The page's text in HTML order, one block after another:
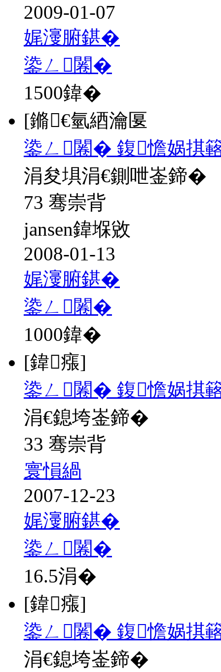
2009-01-07
娓濅腑鍖�
鍌ㄥ闂�
1500鍏�
[鏅€氫綇瀹匽
鍌ㄥ闂� 鍑憺娲掑
涓夋埧涓€鍘呭崟鍗�
73 骞崇背
jansen鍏堢敓
2008-01-13
娓濅腑鍖�
鍌ㄥ闂�
1000鍏�
[鍏瘬]
鍌ㄥ闂� 鍑憺娲掑
涓€鎴垮崟鍗�
33 骞崇背
寰愪緺
2007-12-23
娓濅腑鍖�
鍌ㄥ闂�
16.5涓�
[鍏瘬]
鍌ㄥ闂� 鍑憺娲掑
涓€鎴垮崟鍗�